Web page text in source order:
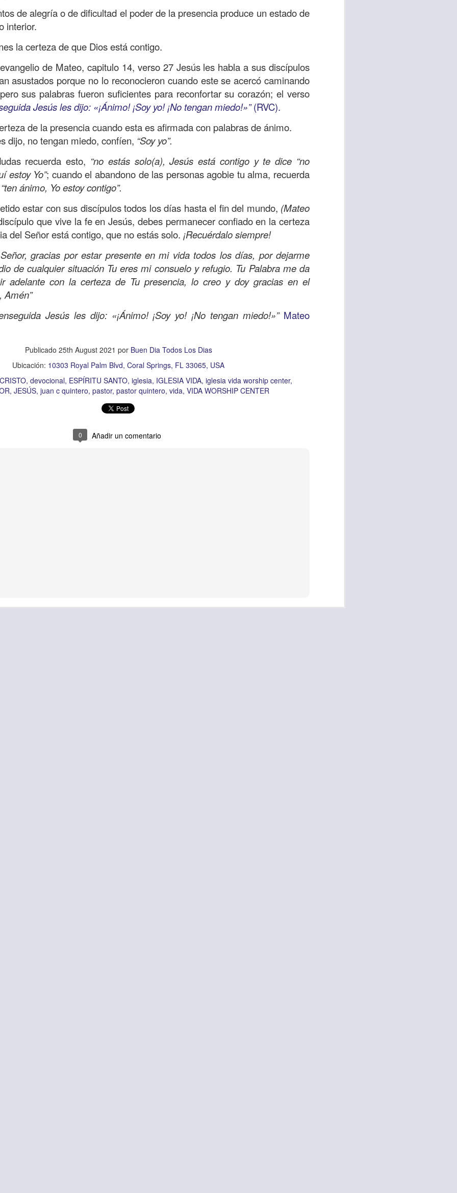
de alegría o de dificultad el poder de la presencia produce un estado de
interior.
la certeza de que Dios está contigo.
de Mateo, capitulo 14, verso 27 Jesús les habla a sus discípulos
asustados porque no lo reconocieron cuando este se acercó caminando
sus palabras fueron suficientes para reconfortar su corazón; el verso
Jesús les dijo: «¡Ánimo! ¡Soy yo! ¡No tengan miedo!»”(RVC).
de la presencia cuando esta es afirmada con palabras de ánimo.
dijo, no tengan miedo, confíen, “Soy yo”.
recuerda esto, “no estás solo(a), Jesús está contigo y te dice “no
estoy Yo”; cuando el abandono de las personas agobie tu alma, recuerda
“ten ánimo, Yo estoy contigo”.
estar con sus discípulos todos los días hasta el fin del mundo, (Mateo
que vive la fe en Jesús, debes permanecer confiado en la certeza
del Señor está contigo, que no estás solo. ¡Recuérdalo siempre!
Señor, gracias por estar presente en mi vida todos los días, por dejarme
de cualquier situación Tu eres mi consuelo y refugio. Tu Palabra me da
adelante con la certeza de Tu presencia, lo creo y doy gracias en el
Amén”
Jesús les dijo: «¡Ánimo! ¡Soy yo! ¡No tengan miedo!»” Mateo
Publicado 25th August 2021 por Buen Dia Todos Los Dias
Ubicación: 10303 Royal Palm Blvd, Coral Springs, FL 33065, USA
CRISTO devocional ESPÍRITU SANTO iglesia IGLESIA VIDA iglesia vida worship center
JESÚS juan c quintero pastor pastor quintero vida VIDA WORSHIP CENTER
0 Añadir un comentario
leas esta parábola completa en el evangelio de Lucas, capítulo 10, versos
y herido, dejado en la brecha del camino.
suponía que los sacerdotes judíos y los levitas deberían ser los más
ante la necesidad de los demás, pero estos pasaron de largo;
la necesidad.
que están en necesidad, dando de lo que tenemos, no de lo que
con lo que sabemos, no con evasivas; sirviendo por amor y no por
de hoy sea la que abra las puertas de tu corazón para servir y dar al
insensibilidad de la cultura actual no te lleve a vivir ignorando que hay
personas en necesidad, que incluso muchos de ellos están muy cerca
los has visto, o los has ignorado.
celestial, hoy reconozco que he estado viviendo solo para mis propios
he olvidado de los demás que están en necesidad. Hoy Señor te pido
ante el dolor del “prójimo”. Te pido Señor que tu Santo Espíritu
cuando alguien tenga necesidad para poder extenderle mi ayuda, para
nada a cambio, lo pido en el Nombre de Jesús, Amén”
Publicado5 minutes agoporBuen Dia Todos Los Dias
Ubicación:10303 Royal Palm Blvd, Coral Springs, FL 33065, USA
devocional ESPÍRITU SANTO iglesia iglesia de coral springs IGLESIA VIDA iglesia vida
JESÚS juan c quintero pastor pastor quintero vida VIDA WORSHIP CENTER
Añadir un comentario